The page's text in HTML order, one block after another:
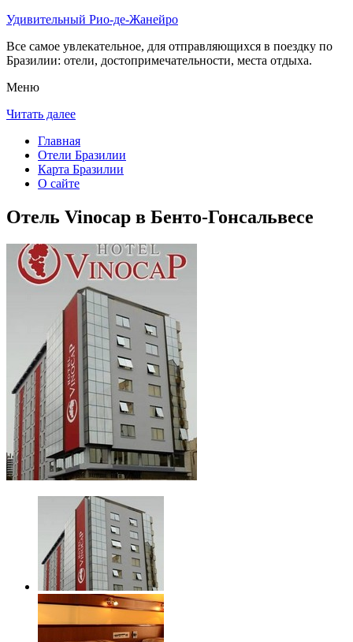
Удивительный Рио-де-Жанейро
Все самое увлекательное, для отправляющихся в поездку по
Бразилии: отели, достопримечательности, места отдыха.
Меню
Читать далее
Главная
Отели Бразилии
Карта Бразилии
О сайте
Отель Vinocap в Бенто-Гонсальвесе